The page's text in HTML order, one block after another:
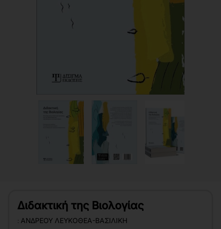
Διδακτική της Βιολογίας
: ΑΝΔΡΈΟΥ ΛΕΥΚΟΘΈΑ-ΒΑΣΙΛΙΚΉ